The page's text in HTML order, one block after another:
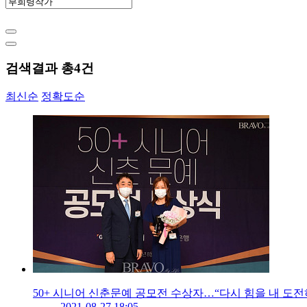
검색결과 총4건
최신순 정확도순
50+ 시니어 신춘문예 공모전 수상자…“다시 힘을 내 도전